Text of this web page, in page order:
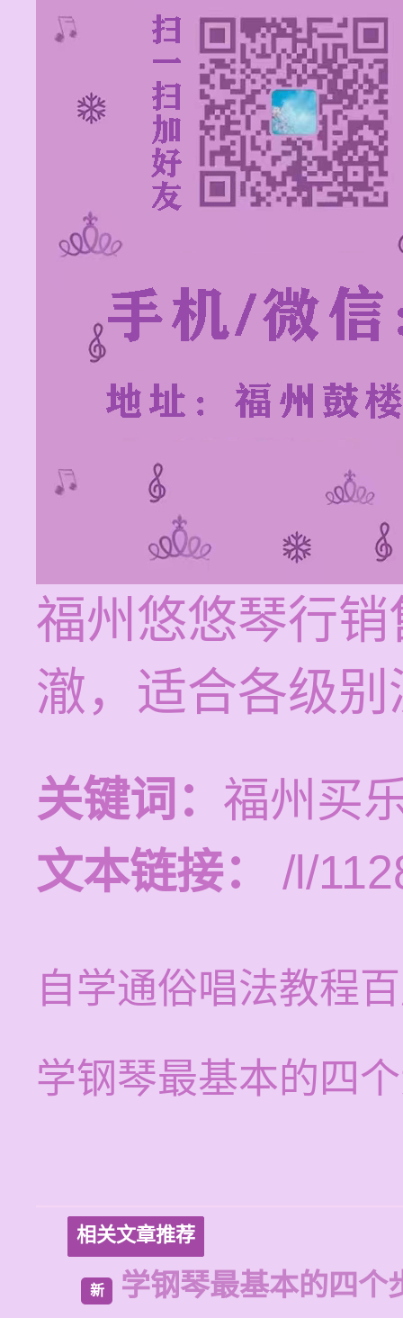
福州悠悠琴行
澈，适合各级
关键词： 福州买
文本链接：
/l/
自学通俗唱法教程
学钢琴最基本的四
相关文章推荐
新 学钢琴最基本的四个